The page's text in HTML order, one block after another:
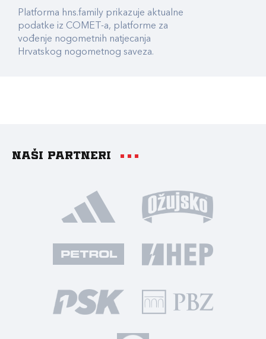
Platforma hns.family prikazuje aktualne
podatke iz COMET-a, platforme za
vođenje nogometnih natjecanja
Hrvatskog nogometnog saveza.
Naši partneri